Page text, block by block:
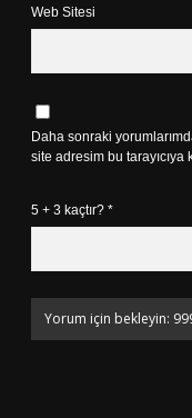
Web Sitesi
Daha sonraki
site adresim bu tarayıcıya
5 + 3 kaçtır? *